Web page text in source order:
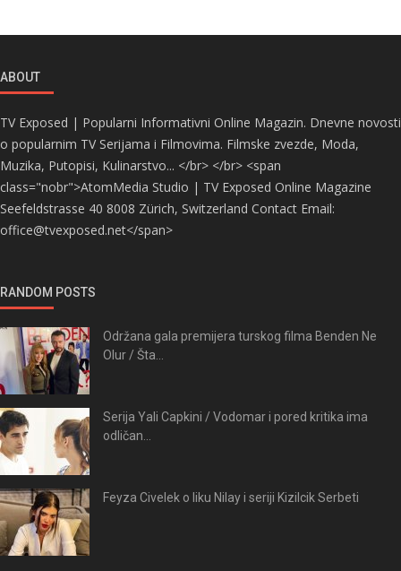
ABOUT
TV Exposed | Popularni Informativni Online Magazin. Dnevne novosti
o popularnim TV Serijama i Filmovima. Filmske zvezde, Moda,
Muzika, Putopisi, Kulinarstvo... </br> </br> <span
class="nobr">AtomMedia Studio | TV Exposed Online Magazine
Seefeldstrasse 40 8008 Zürich, Switzerland Contact Email:
office@tvexposed.net</span>
RANDOM POSTS
Održana gala premijera turskog filma Benden Ne
Olur / Šta...
Serija Yali Capkini / Vodomar i pored kritika ima
odličan...
Feyza Civelek o liku Nilay i seriji Kizilcik Serbeti